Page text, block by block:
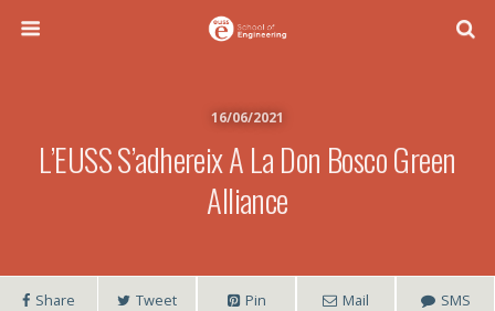
16/06/2021
L’EUSS S’adhereix A La Don Bosco Green
Alliance
Share Tweet Pin Mail SMS